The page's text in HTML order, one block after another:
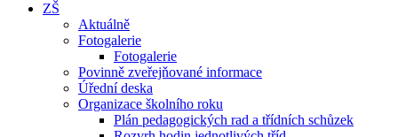
ZŠ
Aktuálně
Fotogalerie
Fotogalerie
Povinně zveřejňované informace
Úřední deska
Organizace školního roku
Plán pedagogických rad a třídních schůzek